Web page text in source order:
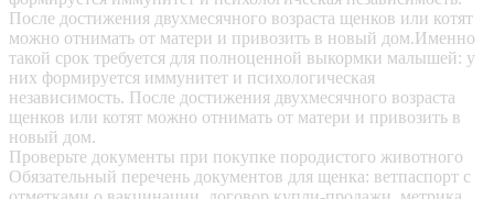
После достижения двухмесячного возраста щенков или котят
можно отнимать от матери и привозить в новый дом.Именно
такой срок требуется для полноценной выкормки малышей: у
них формируется иммунитет и психологическая
независимость. После достижения двухмесячного возраста
щенков или котят можно отнимать от матери и привозить в
новый дом.
Проверьте документы при покупке породистого животного
Обязательный перечень документов для щенка: ветпаспорт с